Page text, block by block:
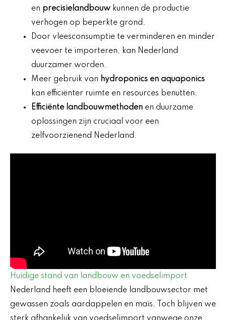
en precisielandbouw kunnen de productie
verhogen op beperkte grond.
Door vleesconsumptie te verminderen en minder
veevoer te importeren, kan Nederland
duurzamer worden.
Meer gebruik van hydroponics en aquaponics
kan efficiënter ruimte en resources benutten.
Efficiënte landbouwmethoden en duurzame
oplossingen zijn cruciaal voor een
zelfvoorzienend Nederland.
Huidige stand van landbouw en voedselimport
Nederland heeft een bloeiende landbouwsector met
gewassen zoals aardappelen en maïs. Toch blijven we